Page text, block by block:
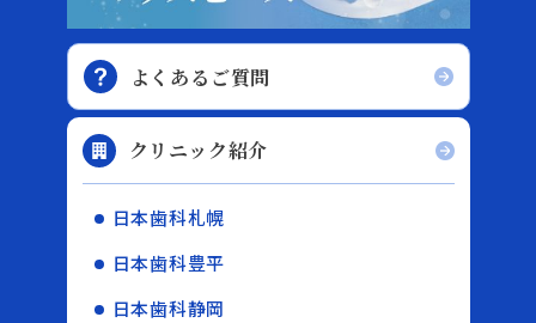
よくあるご質問
クリニック紹介
日本歯科札幌
日本歯科豊平
日本歯科静岡